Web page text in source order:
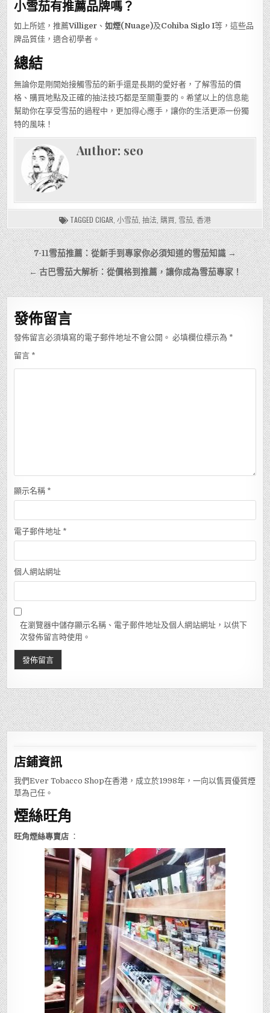
小雪茄有推薦品牌嗎？
如上所述，推薦Villiger 、如煙(Nuage)及Cohiba Siglo I等，這些品
牌品質佳，適合初學者。
總結
無論你是剛開始接觸雪茄的新手還是長期的愛好者，了解雪茄的價
格、購買地點及正確的抽法技巧都是至關重要的。希望以上的信息能
幫助你在享受雪茄的過程中，更加得心應手，讓你的生活更添一份獨
特的風味！
Author: seo
TAGGED CIGAR 小雪茄 抽法 購買 雪茄 香港
文
章
導
覽
7-11雪茄推薦：從新手到專家你必須知道的雪茄知識 →
← 古巴雪茄大解析：從價格到推薦，讓你成為雪茄專家！
發佈留言
發佈留言必須填寫的電子郵件地址不會公開。 必填欄位標示為 *
留言 *
顯示名稱 *
電子郵件地址 *
個人網站網址
在瀏覽器中儲存顯示名稱、電子郵件地址及個人網站網址，以供下
次發佈留言時使用。
店鋪資訊
我們Ever Tobacco Shop在香港，成立於1998年，一向以售買優質煙
草為己任。
煙絲旺角
旺角煙絲專賣店 ：